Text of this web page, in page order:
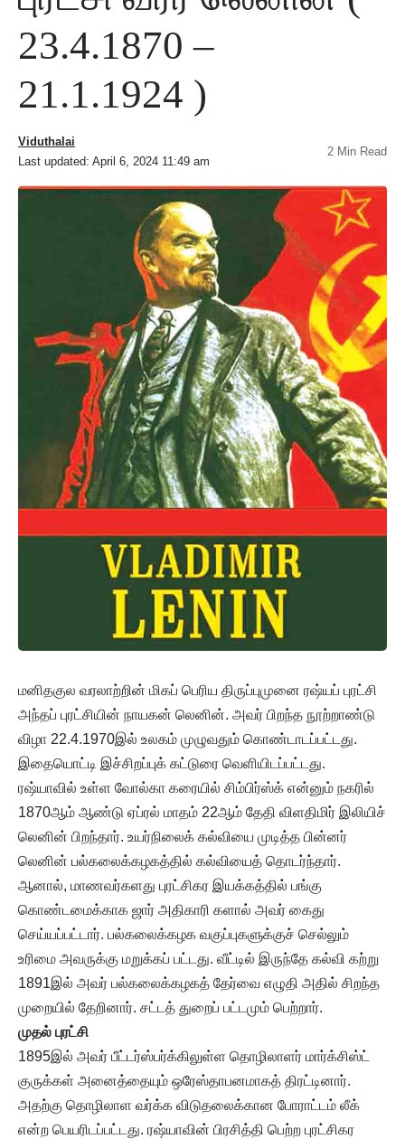
23.4.1870 –
21.1.1924 )
Last updated: April 6, 2024 11:49 am
Viduthalai
2 Min Read
மனிதகுல வரலாற்றின் மிகப் பெரிய திருப்புமுனை ரஷ்யப் புரட்சி
அந்தப் புரட்சியின் நாயகன் லெனின். அவர் பிறந்த நூற்றாண்டு
விழா 22.4.1970இல் உலகம் முழுவதும் கொண்டாடப்பட்டது.
இதையொட்டி இச்சிறப்புக் கட்டுரை வெளியிடப்பட்டது.
ரஷ்யாவில் உள்ள வோல்கா கரையில் சிம்பிர்ஸ்க் என்னும் நகரில்
1870ஆம் ஆண்டு ஏப்ரல் மாதம் 22ஆம் தேதி விளதிமிர் இலியிச்
லெனின் பிறந்தார். உயர்நிலைக் கல்வியை முடித்த பின்னர்
லெனின் பல்கலைக்கழகத்தில் கல்வியைத் தொடர்ந்தார்.
ஆனால், மாணவர்களது புரட்சிகர இயக்கத்தில் பங்கு
கொண்டமைக்காக ஜார் அதிகாரி களால் அவர் கைது
செய்யப்பட்டார். பல்கலைக்கழக வகுப்புகளுக்குச் செல்லும்
உரிமை அவருக்கு மறுக்கப் பட்டது. வீட்டில் இருந்தே கல்வி கற்று
1891இல் அவர் பல்கலைக்கழகத் தேர்வை எழுதி அதில் சிறந்த
முறையில் தேறினார். சட்டத் துறைப் பட்டமும் பெற்றார்.
முதல் புரட்சி
1895இல் அவர் பீட்டர்ஸ்பர்க்கிலுள்ள தொழிலாளர் மார்க்சிஸ்ட்
குருக்கள் அனைத்தையும் ஒரேஸ்தாபனமாகத் திரட்டினார்.
அதற்கு தொழிலாள வர்க்க விடுதலைக்கான போராட்டம் லீக்
என்ற பெயரிடப்பட்டது. ரஷ்யாவின் பிரசித்தி பெற்ற புரட்சிகர